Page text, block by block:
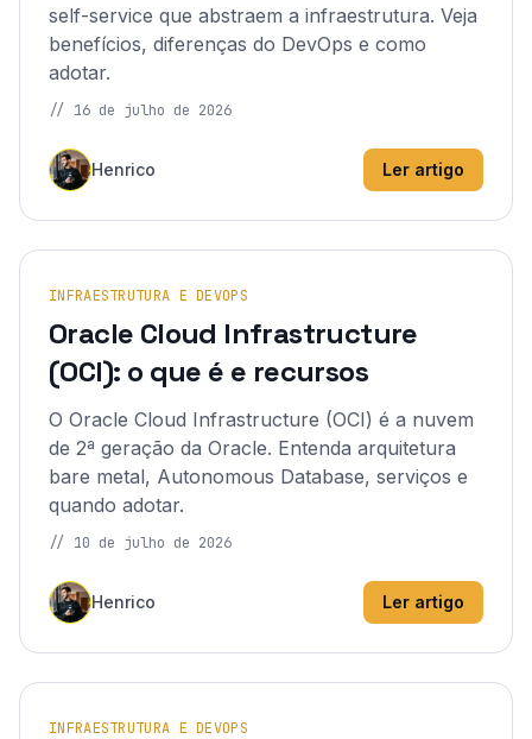
self-service que abstraem a infraestrutura. Veja
benefícios, diferenças do DevOps e como
adotar.
// 16 de julho de 2026
Henrico Ler artigo
INFRAESTRUTURA E DEVOPS
Oracle Cloud Infrastructure
(OCI): o que é e recursos
O Oracle Cloud Infrastructure (OCI) é a nuvem
de 2ª geração da Oracle. Entenda arquitetura
bare metal, Autonomous Database, serviços e
quando adotar.
// 10 de julho de 2026
Henrico Ler artigo
INFRAESTRUTURA E DEVOPS